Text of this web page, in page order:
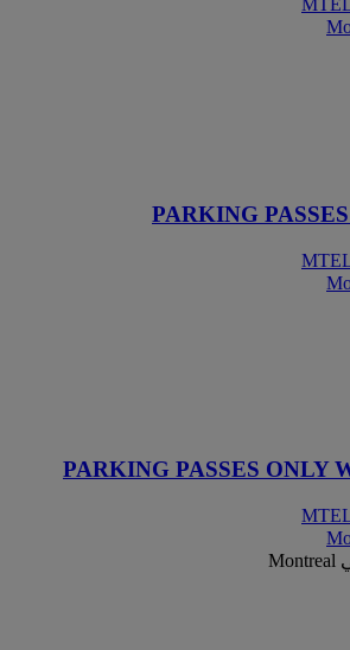
PARKING
PARKING PASSES